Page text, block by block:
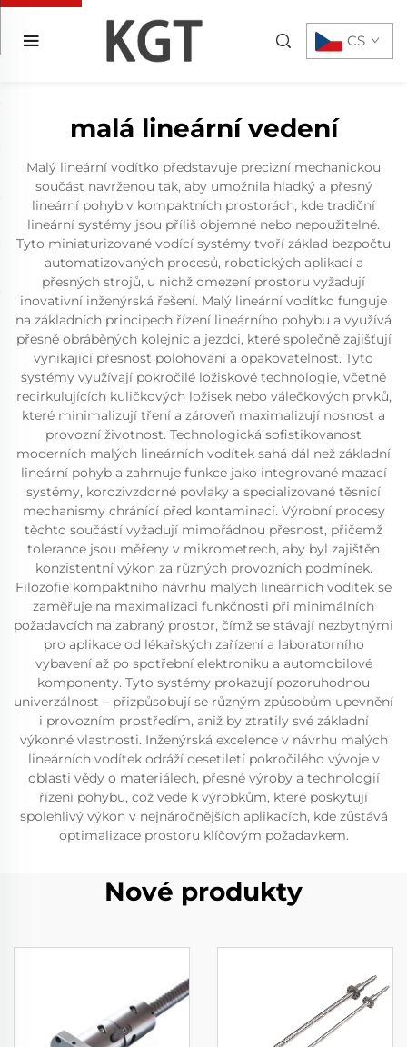
CS
malá lineární vedení
Malý lineární vodítko představuje precizní mechanickou
součást navrženou tak, aby umožnila hladký a přesný
lineární pohyb v kompaktních prostorách, kde tradiční
lineární systémy jsou příliš objemné nebo nepoužitelné.
Tyto miniaturizované vodící systémy tvoří základ bezpočtu
automatizovaných procesů, robotických aplikací a
přesných strojů, u nichž omezení prostoru vyžadují
inovativní inženýrská řešení. Malý lineární vodítko funguje
na základních principech řízení lineárního pohybu a využívá
přesně obráběných kolejnic a jezdci, které společně zajišťují
vynikající přesnost polohování a opakovatelnost. Tyto
systémy využívají pokročilé ložiskové technologie, včetně
recirkulujících kuličkových ložisek nebo válečkových prvků,
které minimalizují tření a zároveň maximalizují nosnost a
provozní životnost. Technologická sofistikovanost
moderních malých lineárních vodítek sahá dál než základní
lineární pohyb a zahrnuje funkce jako integrované mazací
systémy, korozivzdorné povlaky a specializované těsnicí
mechanismy chránící před kontaminací. Výrobní procesy
těchto součástí vyžadují mimořádnou přesnost, přičemž
tolerance jsou měřeny v mikrometrech, aby byl zajištěn
konzistentní výkon za různých provozních podmínek.
Filozofie kompaktního návrhu malých lineárních vodítek se
zaměřuje na maximalizaci funkčnosti při minimálních
požadavcích na zabraný prostor, čímž se stávají nezbytnými
pro aplikace od lékařských zařízení a laboratorního
vybavení až po spotřební elektroniku a automobilové
komponenty. Tyto systémy prokazují pozoruhodnou
univerzálnost – přizpůsobují se různým způsobům upevnění
i provozním prostředím, aniž by ztratily své základní
výkonné vlastnosti. Inženýrská excelence v návrhu malých
lineárních vodítek odráží desetiletí pokročilého vývoje v
oblasti vědy o materiálech, přesné výroby a technologií
řízení pohybu, což vede k výrobkům, které poskytují
spolehlivý výkon v nejnáročnějších aplikacích, kde zůstává
optimalizace prostoru klíčovým požadavkem.
Nové produkty